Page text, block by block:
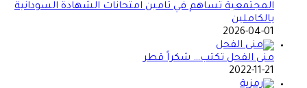
المجتمعية تساهم في تامين امتحانات الشهادة السودانية
بالكاملين
2026-04-01
منى الفحل تكتب… شكراً قطر
2022-11-21